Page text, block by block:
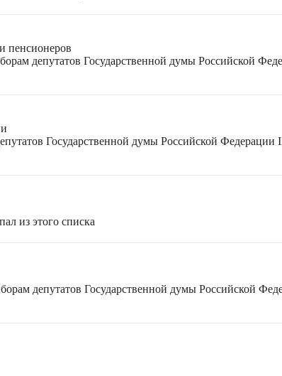
пенсионеров
депутатов Государственной думы Российской
Государственной думы Российской Федерации
из этого списка
депутатов Государственной думы Российской